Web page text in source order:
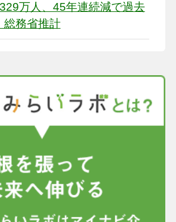
万人、45年連続減で過去
務省推計